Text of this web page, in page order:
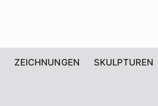
ZEICHNUNGEN SKULPTUREN